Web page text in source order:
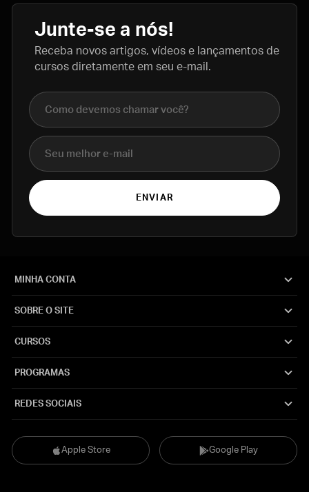
Junte-se a nós!
Receba novos artigos, vídeos e lançamentos de
cursos diretamente em seu e-mail.
Nome completo
E-mail
ENVIAR
Apple Store Google Play
MINHA CONTA
SOBRE O SITE
CURSOS
PROGRAMAS
REDES SOCIAIS